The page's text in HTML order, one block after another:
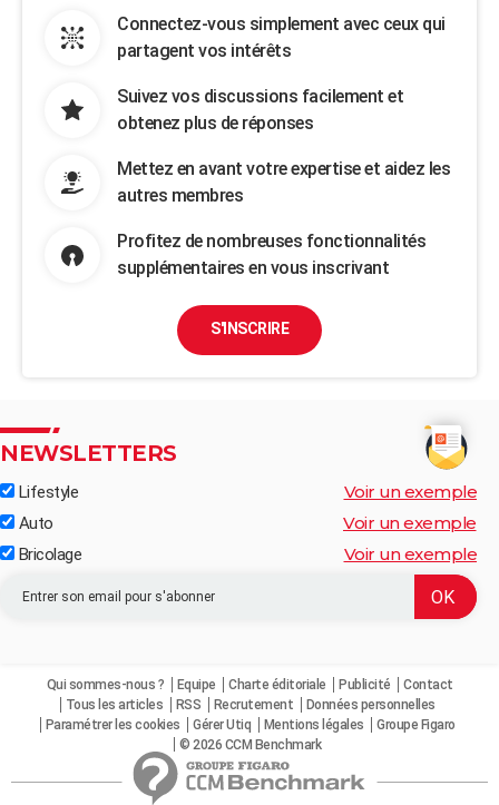
Connectez-vous simplement avec ceux qui
partagent vos intérêts
Suivez vos discussions facilement et
obtenez plus de réponses
Mettez en avant votre expertise et aidez les
autres membres
Profitez de nombreuses fonctionnalités
supplémentaires en vous inscrivant
S'INSCRIRE
NEWSLETTERS
Lifestyle Voir un exemple
Auto Voir un exemple
Bricolage Voir un exemple
Qui sommes-nous ? Equipe Charte éditoriale Publicité
Contact
Tous les articles
RSS Recrutement
Données personnelles
Paramétrer les cookies
Gérer Utiq Mentions légales
Groupe Figaro
© 2026 CCM Benchmark